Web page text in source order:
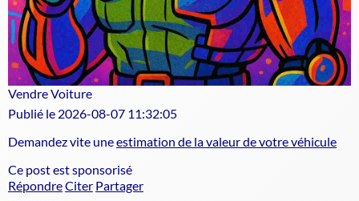
Vendre Voiture
Publié le 2026-08-07 11:32:05
Demandez vite uneestimation de la valeur de votre véhicule
Ce post est sponsorisé
RépondreCiter Partager